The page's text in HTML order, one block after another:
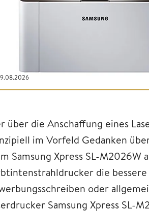
über die Anschaffung eines
im Vorfeld Gedanken
Samsung Xpress SL-
die
oder
Samsung Xpress SL-